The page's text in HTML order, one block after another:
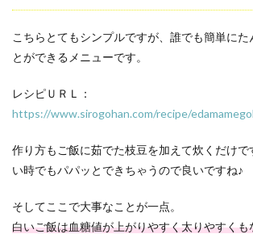
こちらとてもシンプルですが、誰でも簡単にた
とができるメニューです。
レシピＵＲＬ：
https://www.sirogohan.com/recipe/
作り方もご飯に茹でた枝豆を加えて炊くだけで
い時でもパパッとできちゃうので良いですね♪
そしてここで大事なことが一点。
白いご飯は血糖値が上がりやすく太りやすく